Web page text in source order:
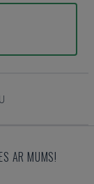
AR MUMS!